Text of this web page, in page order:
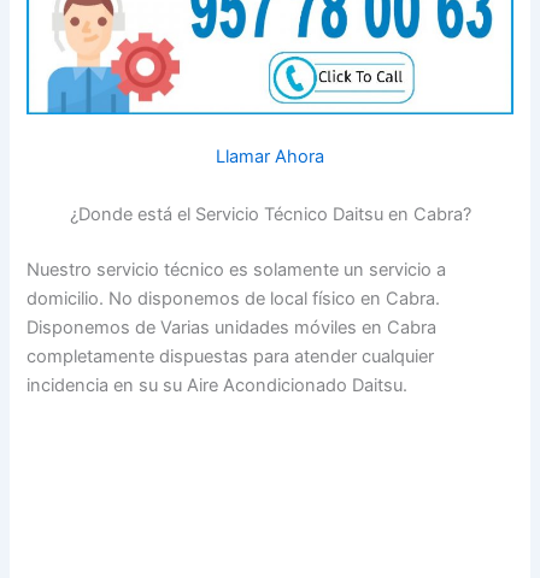
Llamar Ahora
¿Donde está el Servicio Técnico Daitsu en Cabra?
Nuestro servicio técnico es solamente un servicio a
domicilio. No disponemos de local físico en Cabra.
Disponemos de Varias unidades móviles en Cabra
completamente dispuestas para atender cualquier
incidencia en su su Aire Acondicionado Daitsu.